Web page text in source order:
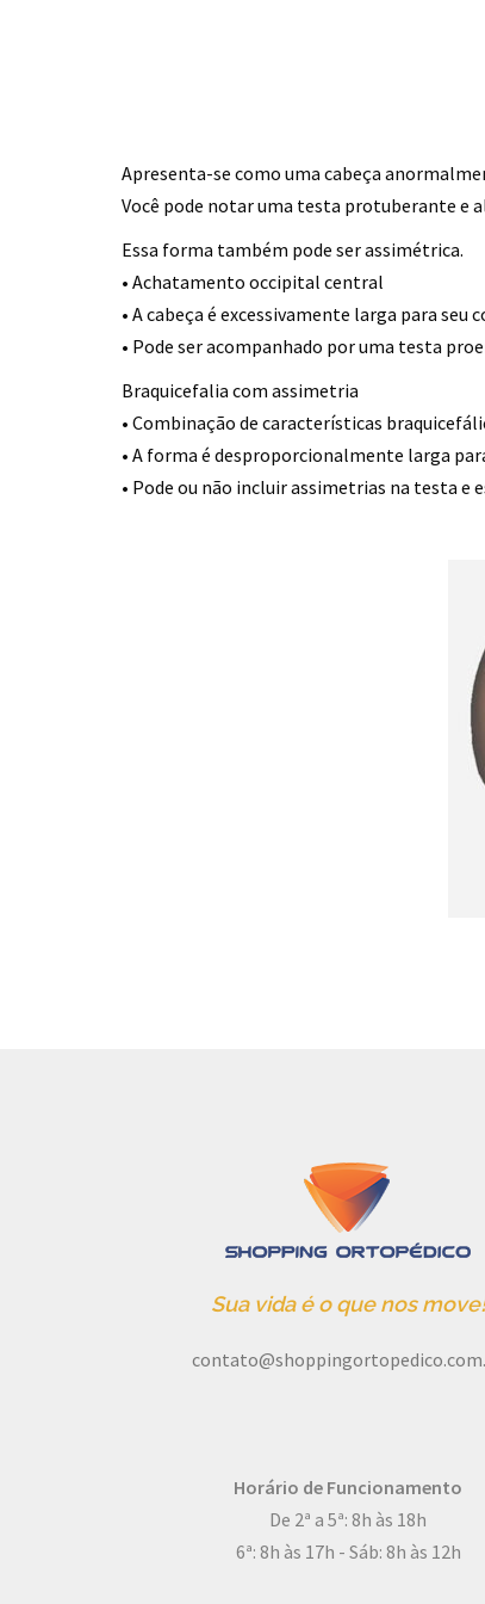
Apresenta-se como uma cabeça
Você pode notar uma testa protuberante e
Essa forma também pode ser assimétrica.
• Achatamento occipital central
• A cabeça é excessivamente larga para seu
• Pode ser acompanhado por uma testa
Braquicefalia com assimetria
• Combinação de características
• A forma é desproporcionalmente larga
• Pode ou não incluir assimetrias na testa e
Sua vida é o que nos move!
Horário de Funcionamento
De 2ª a 5ª: 8h às 18h
6ª: 8h às 17h - Sáb: 8h às 12h